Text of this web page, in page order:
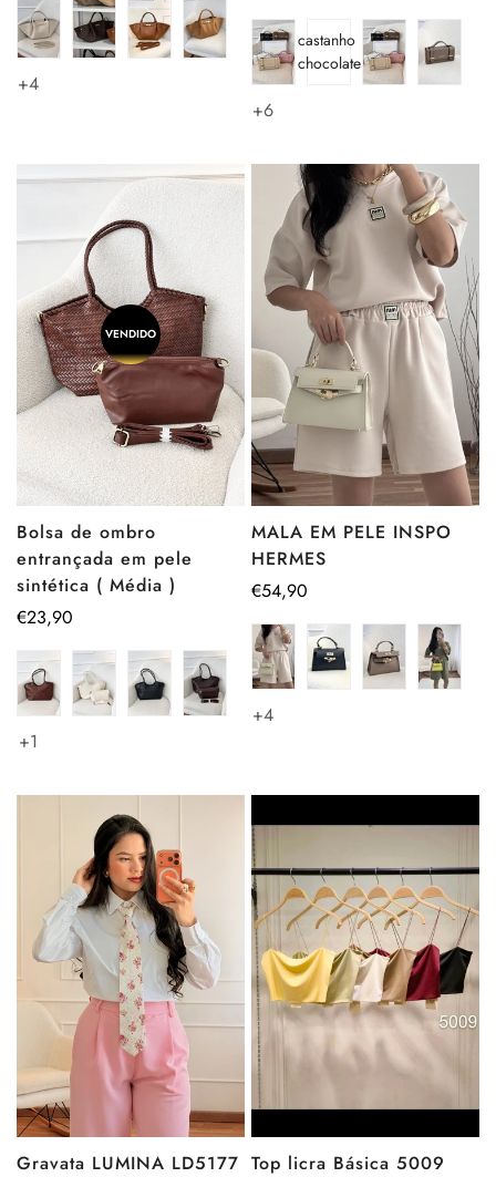
+4
castanho
chocolate
+6
VENDIDO
Bolsa de ombro
entrançada em pele
sintética ( Média )
Preço
€23,90
+1
MALA EM PELE INSPO
HERMES
Preço
€54,90
+4
Gravata LUMINA LD5177 Top licra Básica 5009